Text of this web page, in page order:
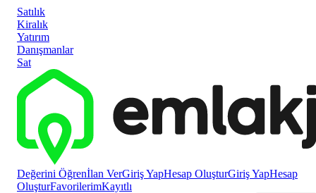
Satılık
Kiralık
Yatırım
Danışmanlar
Sat
Değerini Öğrenİlan VerGiriş YapHesap OluşturGiriş YapHesap
OluşturFavorilerimKayıtlı